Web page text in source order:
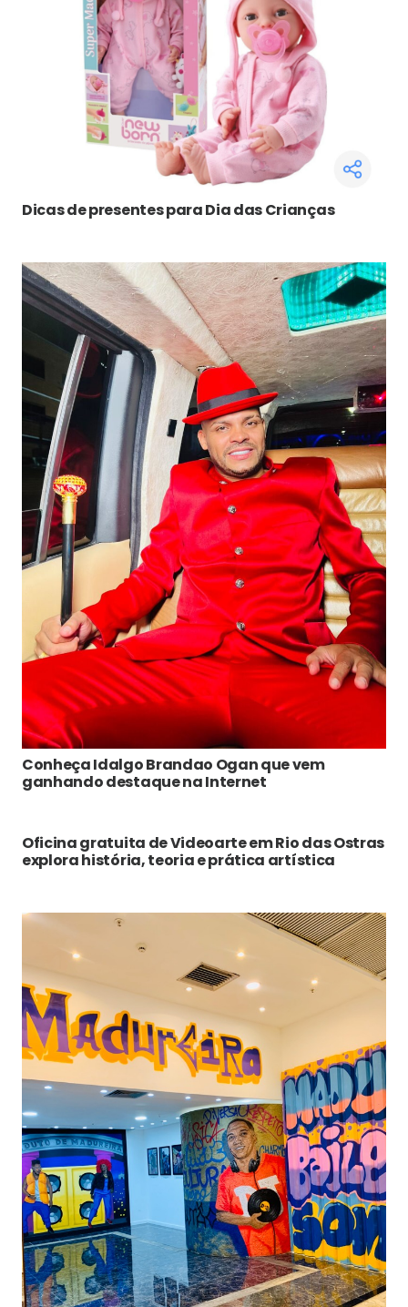
Dicas de presentes para Dia das Crianças
Conheça Idalgo Brandao Ogan que vem
ganhando destaque na Internet
Oficina gratuita de Videoarte em Rio das Ostras
explora história, teoria e prática artística